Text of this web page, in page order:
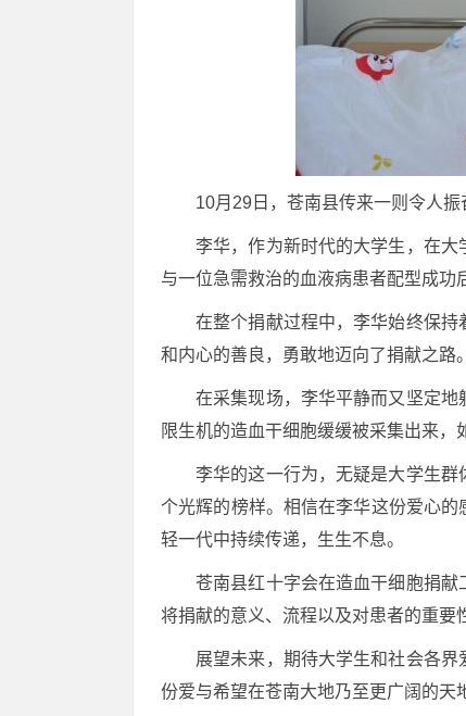
10月29日，苍南县传来一则令人
李华，作为新时代的大学生，在
与一位急需救治的血液病患者配型成功
在整个捐献过程中，李华始终保
和内心的善良，勇敢地迈向了捐献之路。
在采集现场，李华平静而又坚定
限生机的造血干细胞缓缓被采集出来，
李华的这一行为，无疑是大学生
个光辉的榜样。相信在李华这份爱心
轻一代中持续传递，生生不息。
苍南县红十字会在造血干细胞捐献
将捐献的意义、流程以及对患者的重要
展望未来，期待大学生和社会各
份爱与希望在苍南大地乃至更广阔的天